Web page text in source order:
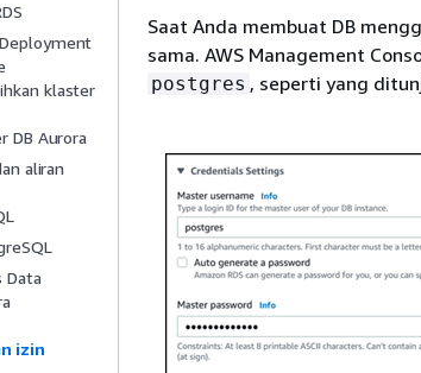
klaster
DB Aurora
aliran
Data
izin
Saat Anda membuat DB
sama. AWS Management
postgres , seperti yang